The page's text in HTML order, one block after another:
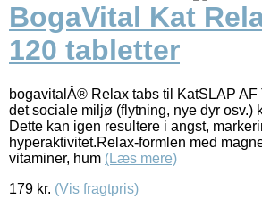
BogaVital Kat
120 tabletter
bogavitalÂ® Relax tabs til KatSLAP
det sociale miljø (flytning, nye dyr osv.)
Dette kan igen resultere i angst,
hyperaktivitet.Relax-formlen med
vitaminer, hum (Læs mere)
179 kr. (Vis fragtpris)